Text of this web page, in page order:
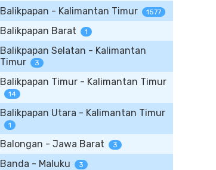
Balikpapan - Kalimantan Timur 1577
Balikpapan Barat 1
Balikpapan Selatan - Kalimantan
Timur
3
Balikpapan Timur - Kalimantan Timur
14
Balikpapan Utara - Kalimantan Timur
1
Balongan - Jawa Barat 3
Banda - Maluku 3